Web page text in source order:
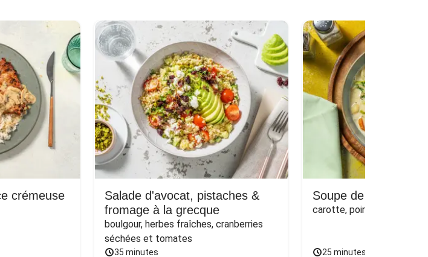
crémeuse
Salade d'avocat, pistaches &
fromage à la grecque
boulgour, herbes fraîches, cranberries
séchées et tomates
35 minutes
Soupe de poulet &
carotte, poireau et persil
25 minutes